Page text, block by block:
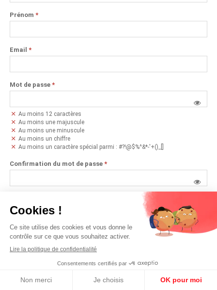
Prénom *
Email *
Mot de passe *
Au moins 12 caractères
Au moins une majuscule
Au moins une minuscule
Au moins un chiffre
Au moins un caractère spécial parmi : #?!@$%^&*-'+()_[]
Confirmation du mot de passe *
J'accepte de recevoir des offres promotionnelles par mail
J'ai déjà un compte
Aide